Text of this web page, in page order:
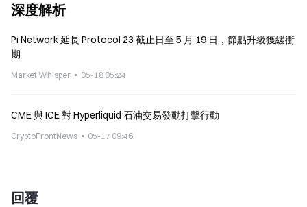
深度解析
Pi Network 延長 Protocol 23 截止日至 5 月 19 日，節點升級獲緩衝
期
Market Whisper 05-18 05:24
CME 與 ICE 對 Hyperliquid 石油交易發動打擊行動
CryptoFrontNews 05-17 09:46
回覆